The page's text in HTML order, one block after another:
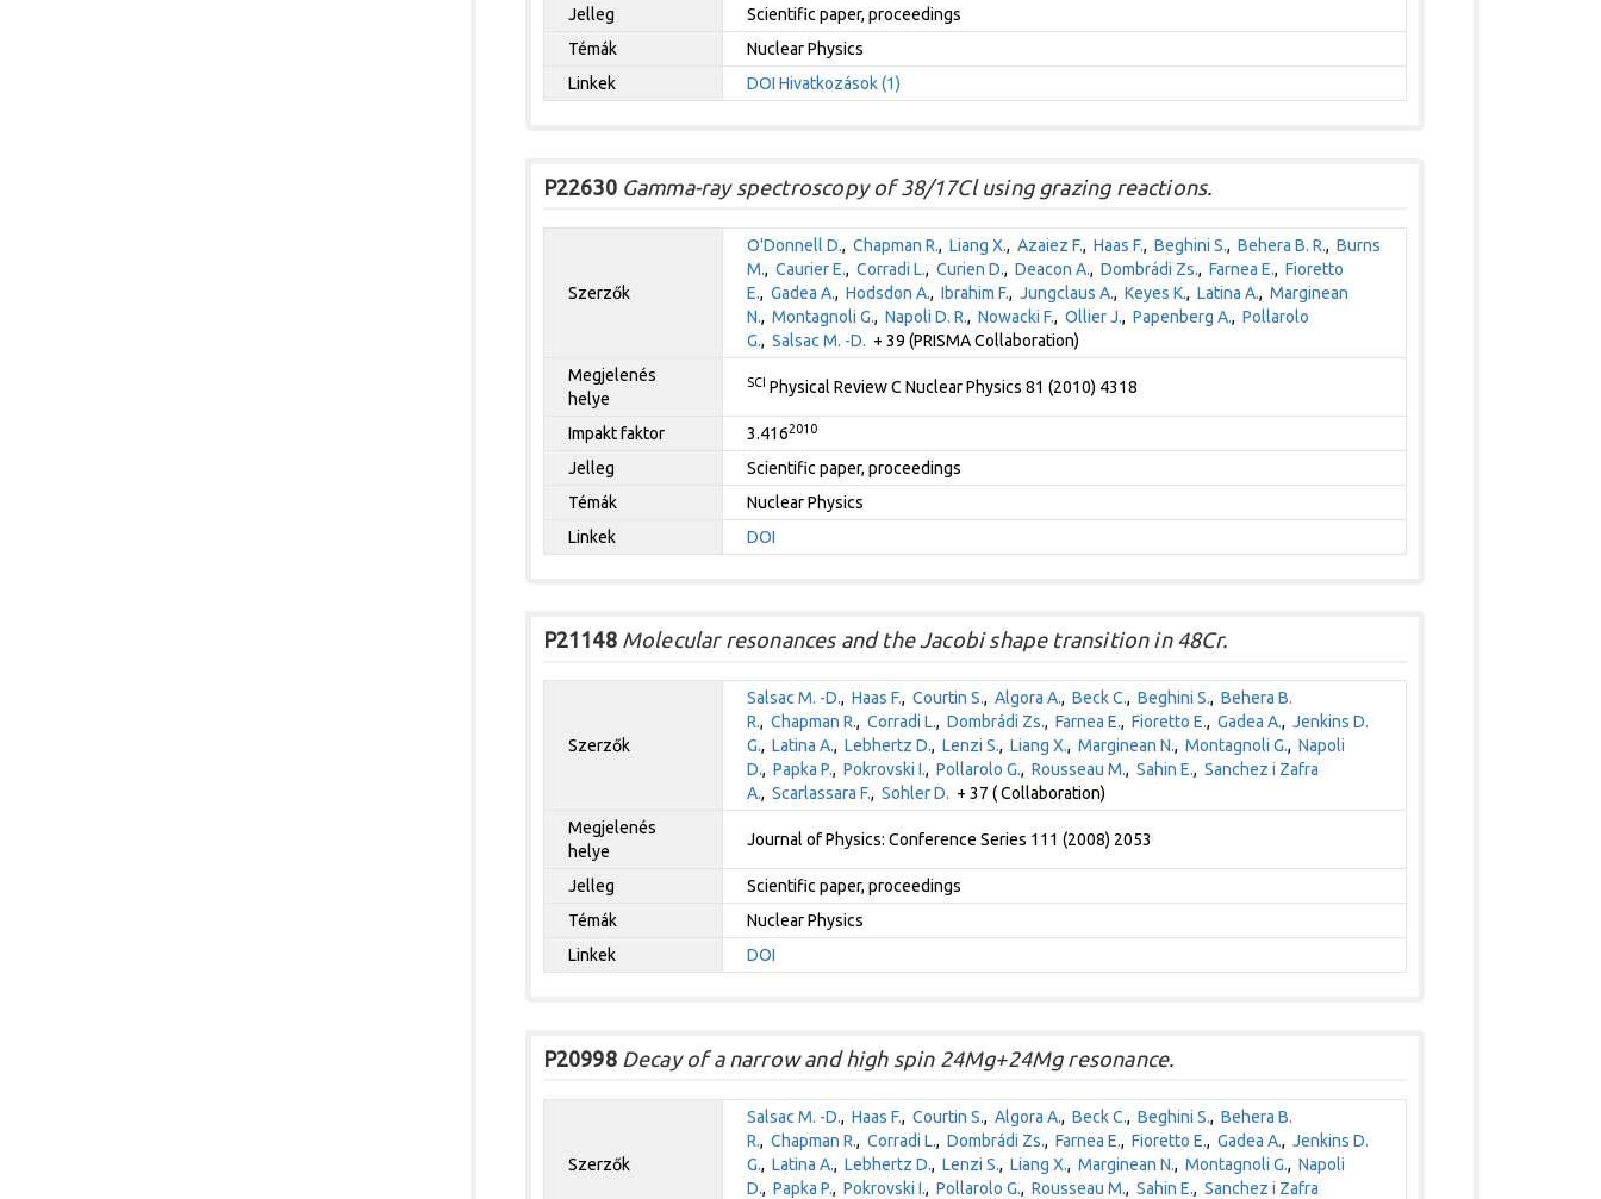
Jelleg
Scientific paper, proceedings
Témák
Nuclear Physics
Linkek
DOI Hivatkozások (1)
P22630Gamma-ray spectroscopy of 38/17Cl using grazing reactions.
Szerzők
O'Donnell D., Chapman R., Liang X., Azaiez F., Haas F., Beghini S., Behera B. R., Burns
M., Caurier E., Corradi L., Curien D., Deacon A., Dombrádi Zs., Farnea E., Fioretto
E., Gadea A., Hodsdon A., Ibrahim F., Jungclaus A., Keyes K., Latina A., Marginean
N., Montagnoli G., Napoli D. R., Nowacki F., Ollier J., Papenberg A., Pollarolo
G., Salsac M. -D. + 39 (PRISMA Collaboration)
Megjelenés
helye
SCI Physical Review C Nuclear Physics 81 (2010) 4318
Impakt faktor 3.4162010
Jelleg
Scientific paper, proceedings
Témák
Nuclear Physics
Linkek
DOI
P21148Molecular resonances and the Jacobi shape transition in 48Cr.
Szerzők
Salsac M. -D., Haas F., Courtin S., Algora A., Beck C., Beghini S., Behera B.
R., Chapman R., Corradi L., Dombrádi Zs., Farnea E., Fioretto E., Gadea A., Jenkins D.
G., Latina A., Lebhertz D., Lenzi S., Liang X., Marginean N., Montagnoli G., Napoli
D., Papka P., Pokrovski I., Pollarolo G., Rousseau M., Sahin E., Sanchez i Zafra
A., Scarlassara F., Sohler D. + 37 ( Collaboration)
Megjelenés
helye
Journal of Physics: Conference Series 111 (2008) 2053
Jelleg
Scientific paper, proceedings
Témák
Nuclear Physics
Linkek
DOI
P20998Decay of a narrow and high spin 24Mg+24Mg resonance.
Szerzők
Salsac M. -D., Haas F., Courtin S., Algora A., Beck C., Beghini S., Behera B.
R., Chapman R., Corradi L., Dombrádi Zs., Farnea E., Fioretto E., Gadea A., Jenkins D.
G., Latina A., Lebhertz D., Lenzi S., Liang X., Marginean N., Montagnoli G., Napoli
D., Papka P., Pokrovski I., Pollarolo G., Rousseau M., Sahin E., Sanchez i Zafra